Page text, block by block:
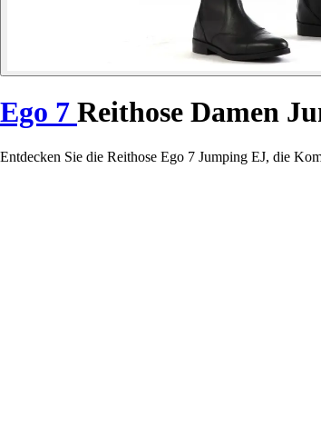
Ego 7 Reithose Damen
Entdecken Sie die Reithose Ego 7 Jumping EJ, die